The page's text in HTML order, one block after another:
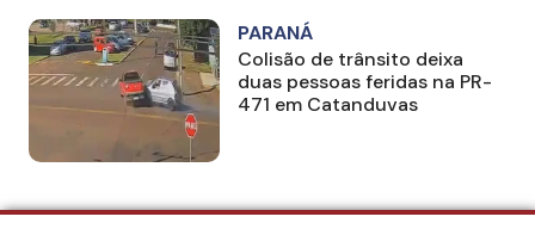
PARANÁ
Colisão de trânsito deixa
duas pessoas feridas na PR-
471 em Catanduvas